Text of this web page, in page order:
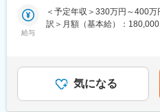
す！
未経験の方でも先輩社員の
で、興味関心がある方は是非
＜ご入社後は＞
未経験の方の場合は、自社内
らスタート！図面を元に、制
給与
＜予定年収＞330万円～400
訳＞月額（基本給）：
20,000円)＋技術手当(500円
与：年2回（7月・12月）※1
年目以降は基本給の約5か月
気になる